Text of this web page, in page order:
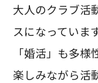
大人のクラブ活
スになっています
「婚活」も多様
楽しみながら活